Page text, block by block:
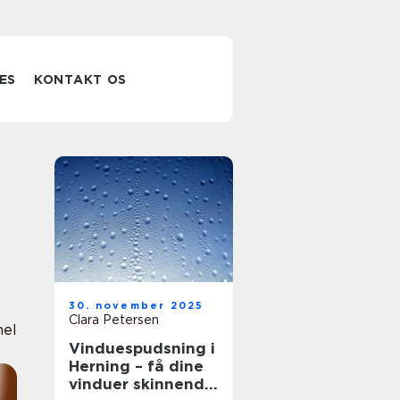
KONTAKT OS
30. november 2025
Clara Petersen
Vinduespudsning i
Herning – få dine
vinduer skinnende